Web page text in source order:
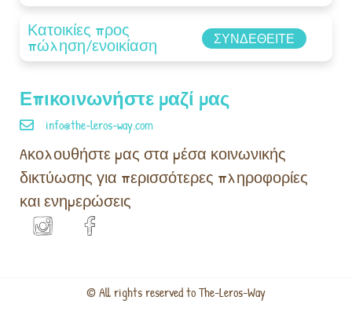
Επικοινωνήστε μαζί μας
info@the-leros-way.com
Aκολουθήστε μας στα μέσα κοινωνικής
δικτύωσης για περισσότερες πληροφορίες
και ενημερώσεις
Κατοικίες προς
πώληση/ενοικίαση ΣΥΝΔΕΘΕΊΤΕ
© All rights reserved to The-Leros-Way